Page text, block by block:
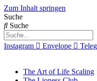
Zum Inhalt springen
Suche
Suche
Instagram Envelope
The Art of Life Scaling